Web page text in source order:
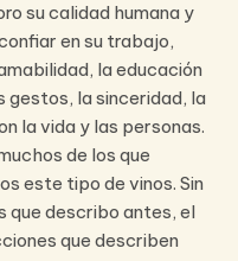
su calidad humana y
en su trabajo,
la educación
gestos, la sinceridad, la
la vida y las personas.
de los que
este tipo de vinos. Sin
que describo antes, el
que describen